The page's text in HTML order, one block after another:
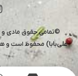
©تمامی حقوق مادی
علی‌بابا) محفوظ است و